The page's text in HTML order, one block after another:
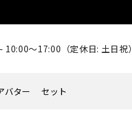
10:00～17:00（定休日: 土日祝）
バター セット